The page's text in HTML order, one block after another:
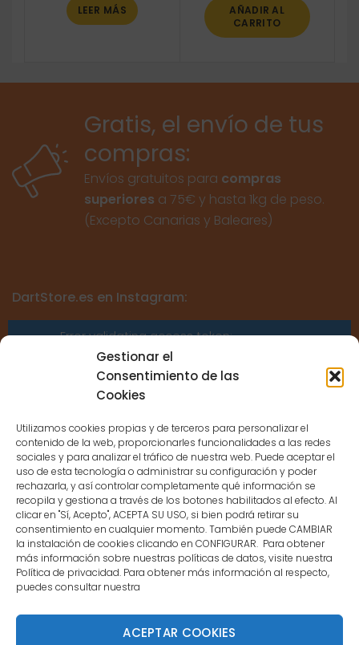
Gestionar el
Consentimiento de las
Cookies
Utilizamos cookies propias y de terceros para personalizar el
contenido de la web, proporcionarles funcionalidades a las redes
sociales y para analizar el tráfico de nuestra web. Puede aceptar el
uso de esta tecnología o administrar su configuración y poder
rechazarla, y así controlar completamente qué información se
recopila y gestiona a través de los botones habilitados al efecto. Al
clicar en "Sí, Acepto", ACEPTA SU USO, si bien podrá retirar su
consentimiento en cualquier momento. También puede CAMBIAR
la instalación de cookies clicando en CONFIGURAR. Para obtener
más información sobre nuestras políticas de datos, visite nuestra
Política de privacidad. Para obtener más información al respecto,
puedes consultar nuestra
ACEPTAR COOKIES
LEER MÁS
AÑADIR AL
CARRITO
Gratis, el envío de tus
compras:
Envíos gratuitos para compras
superiores a 75€ y hasta 1kg de peso.
(Excepto Canarias y Baleares)
DartStore.es en Instagram:
Error validating access token:
Sessions for the user are not allowed
because the user is not a confirmed
CONTACTO
MENÚ PRINCIPAL
MI CUENTA
DOCUMENTACIÓN